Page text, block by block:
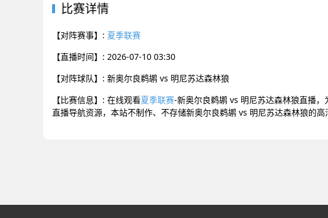
比赛详情
【对阵赛事】: 夏季联赛
【直播时间】: 2026-07-10 03:30
【对阵球队】: 新奥尔良鹈鹕 vs 明尼苏达森林狼
【比赛信息】: 在线观看夏季联赛-新奥尔良鹈鹕 vs 明尼苏达森林狼直播
直播导航资源，本站不制作、不存储新奥尔良鹈鹕 vs 明尼苏达森林狼的高